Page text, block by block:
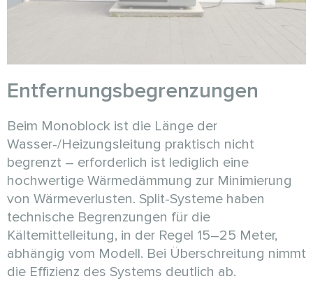
Entfernungsbegrenzungen
Beim Monoblock ist die Länge der
Wasser-/Heizungsleitung praktisch nicht
begrenzt – erforderlich ist lediglich eine
hochwertige Wärmedämmung zur Minimierung
von Wärmeverlusten. Split-Systeme haben
technische Begrenzungen für die
Kältemittelleitung, in der Regel 15–25 Meter,
abhängig vom Modell. Bei Überschreitung nimmt
die Effizienz des Systems deutlich ab.